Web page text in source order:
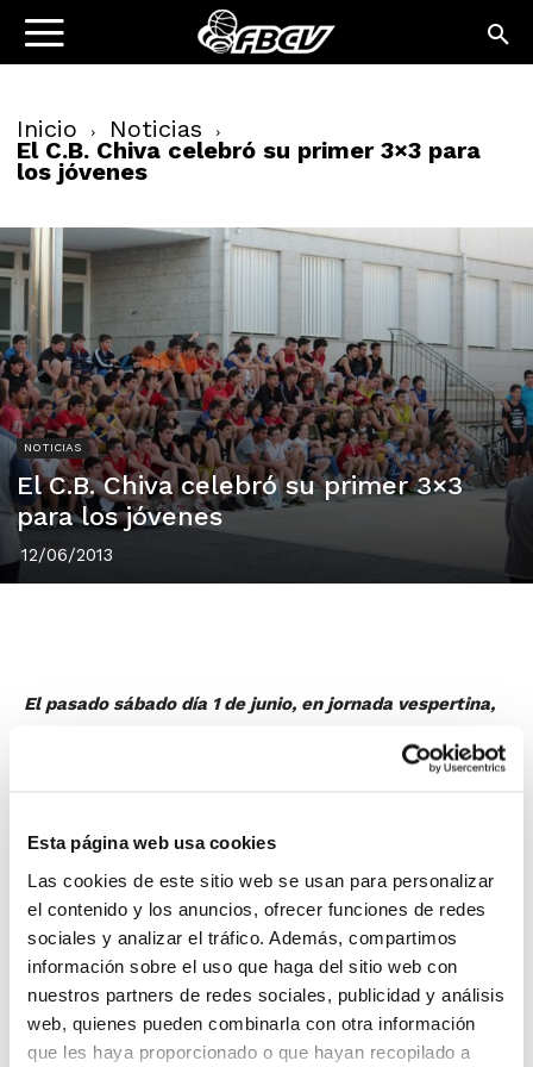
Esta página web usa cookies
Las cookies de este sitio web se usan para personalizar
el contenido y los anuncios, ofrecer funciones de redes
sociales y analizar el tráfico. Además, compartimos
información sobre el uso que haga del sitio web con
nuestros partners de redes sociales, publicidad y análisis
web, quienes pueden combinarla con otra información
que les haya proporcionado o que hayan recopilado a
Inicio Noticias
El C.B. Chiva celebró su primer 3×3 para
los jóvenes
NOTICIAS
El C.B. Chiva celebró su primer 3×3
para los jóvenes
12/06/2013
El pasado sábado día 1 de junio, en jornada vespertina,
categorías de formación organizado por el C.B. Chiva en
Pre-Benjamín (6-7 años) hasta Cadete (14-15 años) y
estuvieron representadas muchas localidades de la
provincia de Valencia. Jugadores de Utiel, Requena,
Turís, Cheste, Riba-Roja, Alaquàs, incluso del colegio
Maristas de Valencia, disfrutaron de 4 horas de
baloncesto 3×3 y diferentes concursos, como
competición de tiros libres, triples y de Four Shoot.